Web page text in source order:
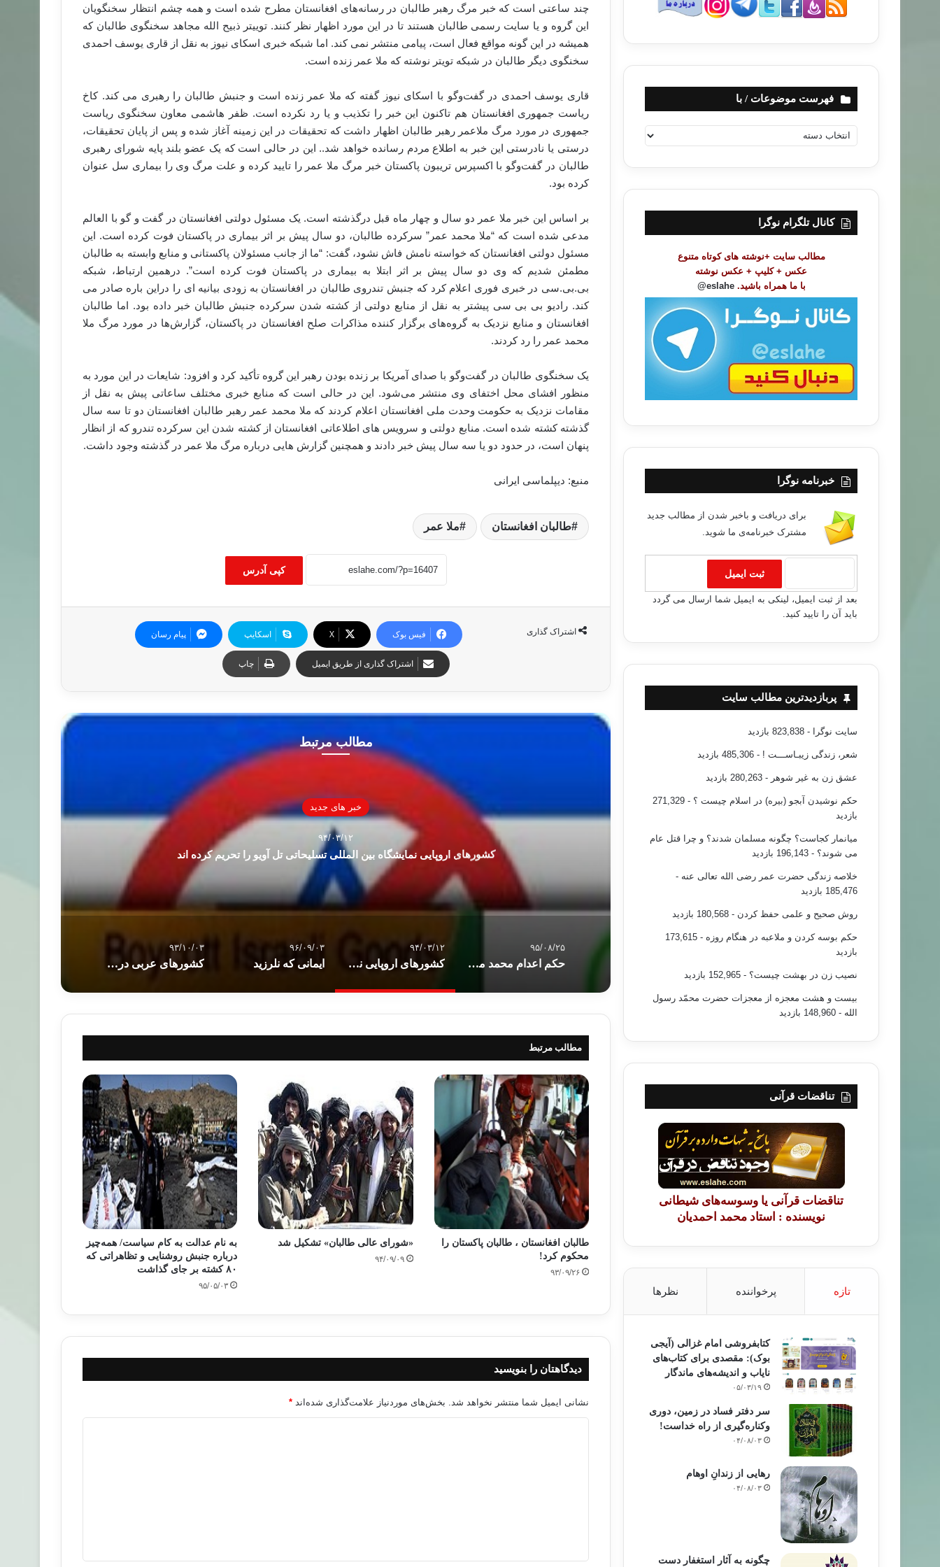
چند ساعتی است که خبر مرگ رهبر طالبان در رسانه‌های افغانستان مطرح شده است و همه چشم انتظار سخنگویان
این گروه و یا سایت رسمی طالبان هستند تا در این مورد اظهار نظر کنند. توییتر ذبیح الله مجاهد سخنگوی طالبان که
همیشه در این گونه مواقع فعال است، پیامی منتشر نمی کند. اما شبکه خبری اسکای نیوز به نقل از قاری یوسف احمدی
سخنگوی دیگر طالبان در شبکه تویتر نوشته که ملا عمر زنده است.
قاری یوسف احمدی در گفت‌وگو با اسکای نیوز گفته که ملا عمر زنده است و جنبش طالبان را رهبری می کند. کاخ
ریاست جمهوری افغانستان هم تاکنون این خبر را تکذیب و یا رد نکرده است. ظفر هاشمی معاون سخنگوی ریاست
جمهوری در مورد مرگ ملاعمر رهبر طالبان اظهار داشت که تحقیقات در این زمینه آغاز شده و پس از پایان تحقیقات،
درستی یا نادرستی این خبر به اطلاع مردم رسانده خواهد شد.. این در حالی است که یک عضو بلند پایه شورای رهبری
طالبان در گفت‌وگو با اکسپرس تریبون پاکستان خبر مرگ ملا عمر را تایید کرده و علت مرگ وی را بیماری سل عنوان
کرده بود.
بر اساس این خبر ملا عمر دو سال و چهار ماه قبل درگذشته است. یک مسئول دولتی افغانستان در گفت و گو با العالم
مدعی شده است که “ملا محمد عمر” سرکرده طالبان، دو سال پیش بر اثر بیماری در پاکستان فوت کرده است. این
مسئول دولتی افغانستان که خواسته نامش فاش نشود، گفت: “ما از جانب مسئولان پاکستانی و منابع وابسته به طالبان
مطمئن شدیم که وی دو سال پیش بر اثر ابتلا به بیماری در پاکستان فوت کرده است”. درهمین ارتباط، شبکه
بی.بی.سی در خبری فوری اعلام کرد که جنبش تندروی طالبان در افغانستان به زودی بیانیه ای را دراین باره صادر می
کند. رادیو بی بی سی پیشتر به نقل از منابع دولتی از کشته شدن سرکرده جنبش طالبان خبر داده بود. اما طالبان
افغانستان و منابع نزدیک به گروه‌های برگزار کننده مذاکرات صلح افغانستان در پاکستان، گزارش‌ها در مورد مرگ ملا
محمد عمر را رد کردند.
یک سخنگوی طالبان در گفت‌وگو با صدای آمریکا بر زنده بودن رهبر این گروه تأکید کرد و افزود: شایعات در این مورد به
منظور افشای محل اختفای وی منتشر می‌شود. این در حالی است که منابع خبری مختلف ساعاتی پیش به نقل از
مقامات نزدیک به حکومت وحدت ملی افغانستان اعلام کردند که ملا محمد عمر رهبر طالبان افغانستان دو تا سه سال
گذشته کشته شده است. منابع دولتی و سرویس های اطلاعاتی افغانستان از کشته شدن این سرکرده تندرو که از انظار
پنهان است، در حدود دو یا سه سال پیش خبر دادند و همچنین گزارش هایی درباره مرگ ملا عمر در گذشته وجود داشت.
منبع: دیپلماسی ایرانی
طالبان افغانستان ملا عمر
کپی آدرس
اشتراک گذاری فیس بوک X اسکایپ پیام رسان
اشتراک گذاری از طریق ایمیل چاپ
مطالب مرتبط
و برخی رهبران اخوان المسلمین لغو شد
خبر های جدید
۹۴/۰۳/۱۲
کشورهای اروپایی نمایشگاه بین المللی تسلیحاتی تل آویو را تحریم کرده اند
۹۵/۰۸/۲۵
حکم اعدام محمد مرسی و برخی رهبران اخوان المسلمین لغو شد
۹۴/۰۳/۱۲
کشورهای اروپایی نمایشگاه بین المللی تسلیحاتی تل آویو را تحریم کرده اند
۹۶/۰۹/۰۳
ایمانی که نلرزید
۹۳/۱۰/۰۳
کشورهای عربی در صدر مصرف مشروبات الکلی
مطالب مرتبط
طالبان افغانستان ، طالبان پاکستان را
محکوم کرد!
۹۳/۰۹/۲۶
«شورای عالی طالبان» تشکیل شد
۹۴/۰۹/۰۹
به نام عدالت به کام سیاست/ همه‌چیز
درباره جنبش روشنایی و تظاهراتی که
۸۰ کشته بر جای گذاشت
۹۵/۰۵/۰۳
دیدگاهتان را بنویسید
نشانی ایمیل شما منتشر نخواهد شد. بخش‌های موردنیاز علامت‌گذاری شده‌اند *
فهرست موضوعات / با
ه
ت
ض
کانال تلگرام نوگرا
مطالب سایت +نوشته های کوتاه متنوع
عکس + کلیپ + عکس نوشته
با ما همراه باشید. eslahe@
خبرنامه نوگرا
برای دریافت و باخبر شدن از مطالب جدید
مشترک خبرنامه‌ی ما شوید.
بعد از ثبت ایمیل، لینکی به ایمیل شما ارسال می گردد
باید آن را تایید کنید.
پربازدیدترین مطالب سایت
سایت نوگرا - 823,838 بازدید
شعر، زندگی زیبـاســـت ! - 485,306 بازدید
عشق زن به غیر شوهر - 280,263 بازدید
حکم نوشیدن آبجو (بیره) در اسلام چیست ؟
- 271,329
بازدید
میانمار کجاست؟ چگونه مسلمان شدند؟ و چرا قتل عام
می شوند؟ - 196,143 بازدید
خلاصه زندگی حضرت عمر رضی الله تعالی عنه -
185,476 بازدید
روش صحیح و علمی حفظ کردن - 180,568 بازدید
حکم بوسه کردن و ملاعبه در هنگام روزه
- 173,615
بازدید
نصیب زن در بهشت چیست؟ - 152,965 بازدید
بیست و هشت معجزه از معجزات حضرت محمّد رسول
الله - 148,960 بازدید
تناقضات قرآنی
تناقضات قرآنی یا وسوسه‌های شیطانی
نویسنده : استاد محمد احمدیان
تازه پرخواننده نظرها
کتابفروشی امام غزالی (آیجی
بوک): مقصدی برای کتاب‌های
نایاب و اندیشه‌های ماندگار
۰۵/۰۳/۱۹
سر دفتر فساد در زمین‌، دوری
وکناره‌گیری از راه خداست‌!
۰۴/۰۸/۰۳
رهایی از زندانِ اوهام
۰۴/۰۸/۰۳
چگونه به آثار استغفار دست